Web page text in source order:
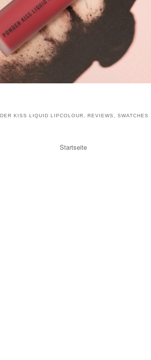
KISS LIQUID LIPCOLOUR,REVIEWS ,SWATCHES
Startseite